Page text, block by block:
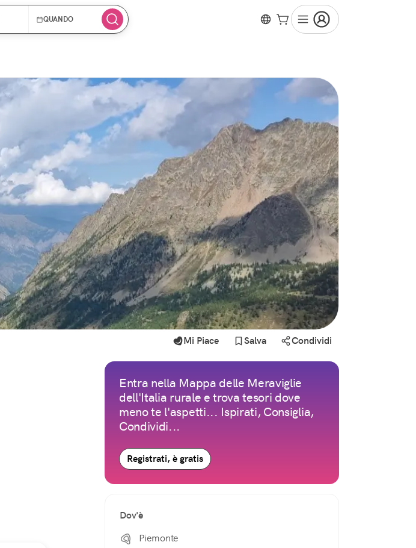
QUANDO
Mi Piace Salva Condividi
Entra nella Mappa delle Meraviglie
dell'Italia rurale e trova tesori dove
meno te l'aspetti... Ispirati, Consiglia,
Condividi...
Registrati, è gratis
Dov'è
Piemonte